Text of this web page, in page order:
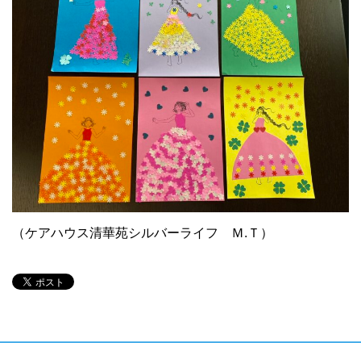
（ケアハウス清華苑シルバーライフ Ｍ.Ｔ）